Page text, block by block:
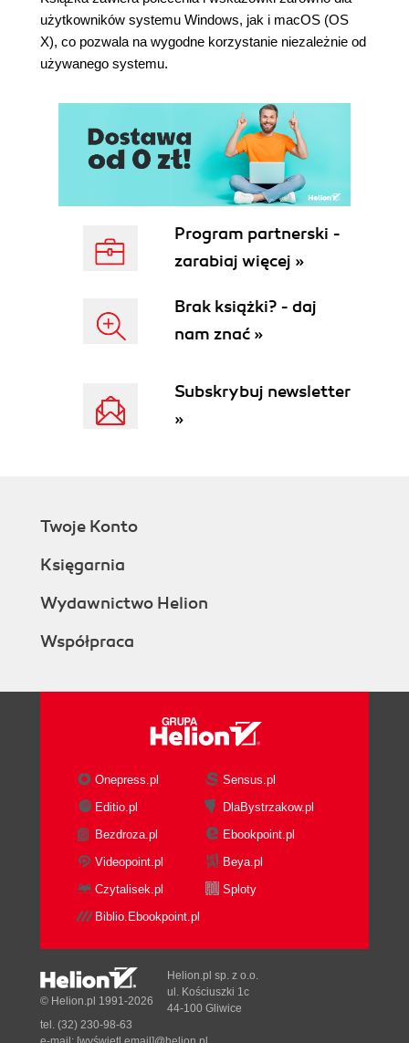
Korzystanie z zapytań o media (221)
Rozdział 8. Tworzenie szablonów (234)
Tworzenie szablonów na podstawie gotowych
Tworzenie regionów edytowalnych (237)
Wstawianie metadanych (239)
Tworzenie stron potomnych (241)
Rozdział 9. Praca z tekstem, listami i tabelami (256)
Przegląd ukończonego projektu (258)
Tworzenie i formatowanie tekstu (261)
Tworzenie list (269)
Sprawdzanie pisowni w dokumencie (302)
Wyszukiwanie i zastępowanie tekstu (304)
Opcjonalne samodzielne ćwiczenie (308)
Podstawy grafiki WWW (312)
Przegląd ukończonego projektu (317)
Praca z menu Insert (Wstaw) (323)
Inteligentne obiekty programu Photoshop
Photoshop (opcjonalnie) (331)
pracy z grafiką (337)
Podstawy łączy hipertekstowych (344)
Przegląd ukończonego projektu (345)
serwisu (348)
Tworzenie łączy do stron zewnętrznych (355)
Tworzenie łączy e-mail (358)
Tworzenie łączy w postaci elementu graficznego
Łącza w obrębie strony (363)
Sprawdzanie strony (369)
Dodawanie łączy skierowanych do tej samej
strony (opcjonalnie) (370)
użytkowników systemu Windows, jak i macOS (OS
X), co pozwala na wygodne korzystanie niezależnie od
używanego systemu.
Program partnerski -
zarabiaj więcej »
Brak książki? - daj
nam znać »
Subskrybuj newsletter
»
Twoje Konto
Księgarnia
Wydawnictwo Helion
Współpraca
Onepress.pl
Sensus.pl
Editio.pl
DlaBystrzakow.pl
Bezdroza.pl
Ebookpoint.pl
Videopoint.pl
Beya.pl
Czytalisek.pl
Sploty
Biblio.Ebookpoint.pl
© Helion.pl 1991-2026
Helion.pl sp. z o.o.
ul. Kościuszki 1c
44-100 Gliwice
tel. (32) 230-98-63